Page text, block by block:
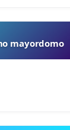
mayordomo